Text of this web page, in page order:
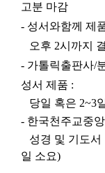
고분 마감
- 성서와함께 제
오후 2시까지
- 가톨릭출판사/
성서 제품 :
당일 혹은 2~3
- 한국천주교중
성경 및 기도서
일 소요)